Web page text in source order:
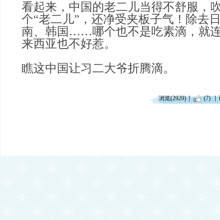
看起来，中国的老二儿当得不舒服，
个“老二儿”，还净受夹板子气！除去
南、韩国……哪个也不是吃素滴，就
来西亚也不好惹。
瞧这中国让习二大爷折腾滴。
浏览(2929) (7)